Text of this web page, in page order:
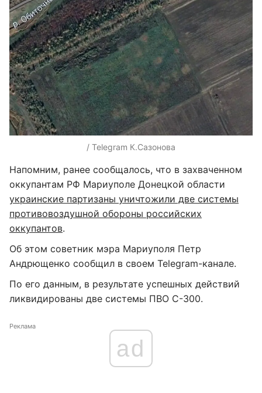
/ Telegram К.Сазонова
Напомним, ранее сообщалось, что в захваченном
оккупантам РФ Мариуполе Донецкой области
украинские партизаны уничтожили две системы
противовоздушной обороны российских
оккупантов.
Об этом советник мэра Мариуполя Петр
Андрющенко сообщил в своем Telegram-канале.
По его данным, в результате успешных действий
ликвидированы две системы ПВО С-300.
Реклама
ad